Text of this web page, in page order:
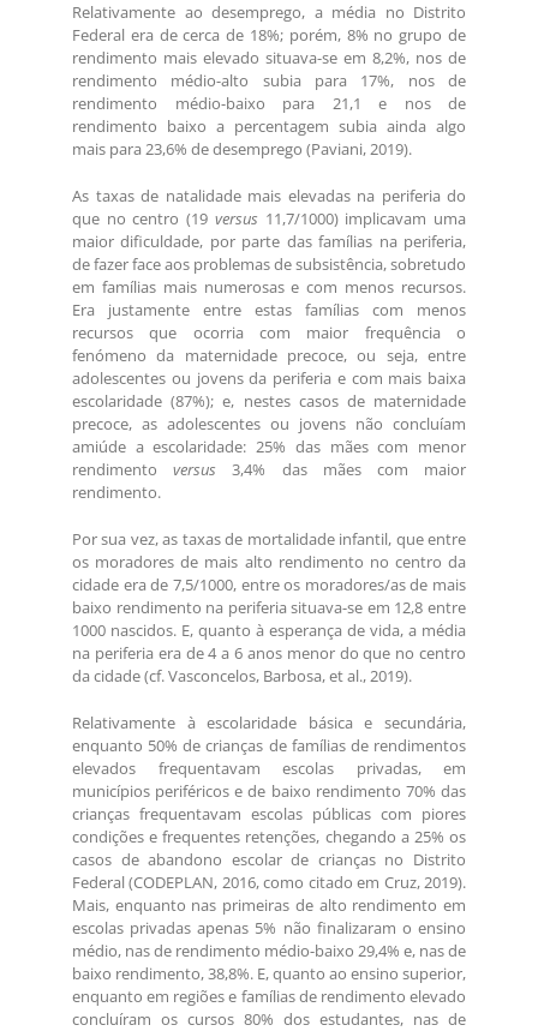
Relativamente ao desemprego, a média no Distrito
Federal era de cerca de 18%; porém, 8% no grupo de
rendimento mais elevado situava-se em 8,2%, nos de
rendimento médio-alto subia para 17%, nos de
rendimento médio-baixo para 21,1 e nos de
rendimento baixo a percentagem subia ainda algo
mais para 23,6% de desemprego (Paviani, 2019).
As taxas de natalidade mais elevadas na periferia do
que no centro (19 versus 11,7/1000) implicavam uma
maior dificuldade, por parte das famílias na periferia,
de fazer face aos problemas de subsistência, sobretudo
em famílias mais numerosas e com menos recursos.
Era justamente entre estas famílias com menos
recursos que ocorria com maior frequência o
fenómeno da maternidade precoce, ou seja, entre
adolescentes ou jovens da periferia e com mais baixa
escolaridade (87%); e, nestes casos de maternidade
precoce, as adolescentes ou jovens não concluíam
amiúde a escolaridade: 25% das mães com menor
rendimentoversus3,4% das mães com maior
rendimento.
Por sua vez, as taxas de mortalidade infantil, que entre
os moradores de mais alto rendimento no centro da
cidade era de 7,5/1000, entre os moradores/as de mais
baixo rendimento na periferia situava-se em 12,8 entre
1000 nascidos. E, quanto à esperança de vida, a média
na periferia era de 4 a 6 anos menor do que no centro
da cidade (cf. Vasconcelos, Barbosa, et al., 2019).
Relativamente à escolaridade básica e secundária,
enquanto 50% de crianças de famílias de rendimentos
elevados frequentavam escolas privadas, em
municípios periféricos e de baixo rendimento 70% das
crianças frequentavam escolas públicas com piores
condições e frequentes retenções, chegando a 25% os
casos de abandono escolar de crianças no Distrito
Federal (CODEPLAN, 2016, como citado em Cruz, 2019).
Mais, enquanto nas primeiras de alto rendimento em
escolas privadas apenas 5% não finalizaram o ensino
médio, nas de rendimento médio-baixo 29,4% e, nas de
baixo rendimento, 38,8%. E, quanto ao ensino superior,
enquanto em regiões e famílias de rendimento elevado
concluíram os cursos 80% dos estudantes, nas de